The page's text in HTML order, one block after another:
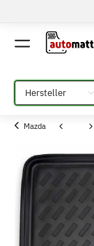
Bitte auswählen
Mazda